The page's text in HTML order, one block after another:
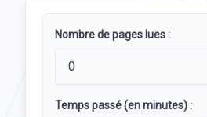
Nombre de pages lues :
Temps passé (en minutes) :